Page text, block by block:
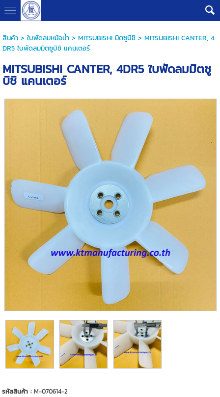
G-B0V8PHQSMZ
สินค้า> ใบพัดลมหม้อน้ำ> MITSUBISHI มิตซูบิชิ> MITSUBISHI CANTER, 4
DR5 ใบพัดลมมิตซูบิชิ แคนเตอร์
MITSUBISHI CANTER, 4DR5 ใบพัดลมมิตซู
บิชิ แคนเตอร์
รหัสสินค้า :M-070614-2